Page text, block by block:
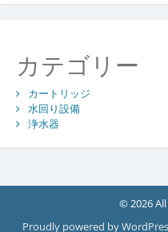
カテゴリー
カートリッジ
水回り設備
浄水器
© 2026
Proudly powered by